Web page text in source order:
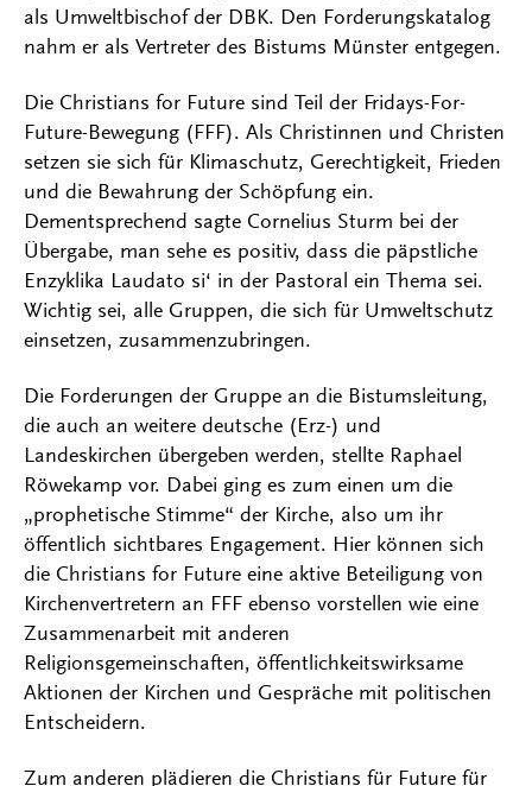
als Umweltbischof der DBK. Den Forderungskatalog
nahm er als Vertreter des Bistums Münster entgegen.
Die Christians for Future sind Teil der Fridays-For-
Future-Bewegung (FFF). Als Christinnen und Christen
setzen sie sich für Klimaschutz, Gerechtigkeit, Frieden
und die Bewahrung der Schöpfung ein.
Dementsprechend sagte Cornelius Sturm bei der
Übergabe, man sehe es positiv, dass die päpstliche
Enzyklika Laudato si‘ in der Pastoral ein Thema sei.
Wichtig sei, alle Gruppen, die sich für Umweltschutz
einsetzen, zusammenzubringen.
Die Forderungen der Gruppe an die Bistumsleitung,
die auch an weitere deutsche (Erz-) und
Landeskirchen übergeben werden, stellte Raphael
Röwekamp vor. Dabei ging es zum einen um die
„prophetische Stimme“ der Kirche, also um ihr
öffentlich sichtbares Engagement. Hier können sich
die Christians for Future eine aktive Beteiligung von
Kirchenvertretern an FFF ebenso vorstellen wie eine
Zusammenarbeit mit anderen
Religionsgemeinschaften, öffentlichkeitswirksame
Aktionen der Kirchen und Gespräche mit politischen
Entscheidern.
Zum anderen plädieren die Christians für Future für